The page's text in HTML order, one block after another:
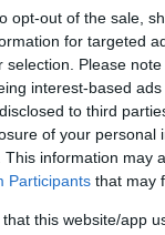
opt-out of the sale,
for targeted
selection. Please
interest-based
to third
of your personal
This information may
Participants that may
that this website/app